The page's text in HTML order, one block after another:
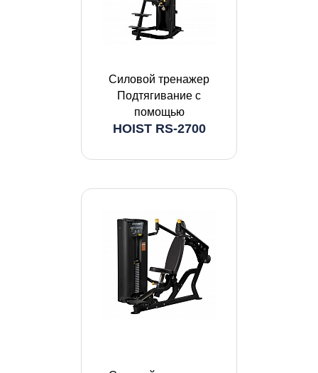
Силовой тренажер
Подтягивание с
помощью
HOIST RS-2700